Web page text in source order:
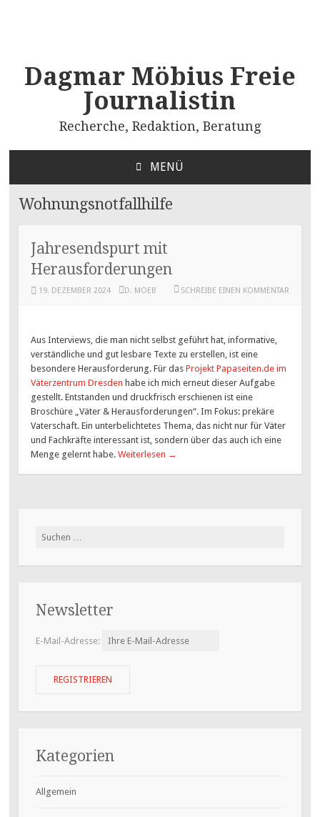
Dagmar Möbius Freie
Journalistin
Recherche, Redaktion, Beratung
MENÜ
SPRINGEN
Wohnungsnotfallhilfe
Jahresendspurt mit
Herausforderungen
19. DEZEMBER 2024 D. MOEB SCHREIBE EINEN KOMMENTAR
Aus Interviews, die man nicht selbst geführt hat, informative,
verständliche und gut lesbare Texte zu erstellen, ist eine
besondere Herausforderung. Für dasProjekt Papaseiten.de im
Väterzentrum Dresden habe ich mich erneut dieser Aufgabe
gestellt. Entstanden und druckfrisch erschienen ist eine
Broschüre „Väter & Herausforderungen“. Im Fokus: prekäre
Vaterschaft. Ein unterbelichtetes Thema, das nicht nur für Väter
und Fachkräfte interessant ist, sondern über das auch ich eine
Menge gelernt habe.Weiterlesen →
Suchen
Newsletter
E-Mail-Adresse:
Kategorien
Allgemein